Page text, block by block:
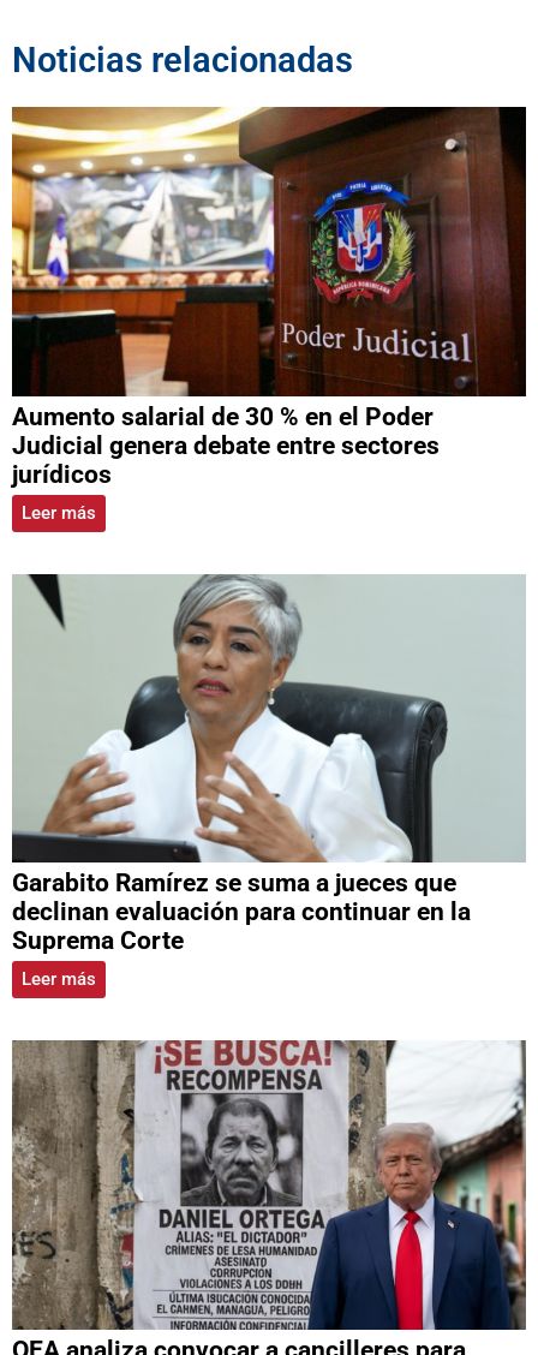
Noticias relacionadas
Aumento salarial de 30 % en el Poder
Judicial genera debate entre sectores
jurídicos
Leer más
Garabito Ramírez se suma a jueces que
declinan evaluación para continuar en la
Suprema Corte
Leer más